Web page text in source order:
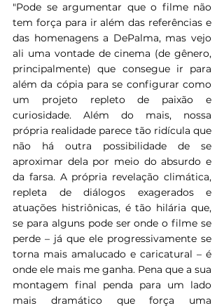
"Pode se argumentar que o filme não
tem força para ir além das referências e
das homenagens a DePalma, mas vejo
ali uma vontade de cinema (de gênero,
principalmente) que consegue ir para
além da cópia para se configurar como
um projeto repleto de paixão e
curiosidade. Além do mais, nossa
própria realidade parece tão ridícula que
não há outra possibilidade de se
aproximar dela por meio do absurdo e
da farsa. A própria revelação climática,
repleta de diálogos exagerados e
atuações histriônicas, é tão hilária que,
se para alguns pode ser onde o filme se
perde – já que ele progressivamente se
torna mais amalucado e caricatural – é
onde ele mais me ganha. Pena que a sua
montagem final penda para um lado
mais dramático que força uma